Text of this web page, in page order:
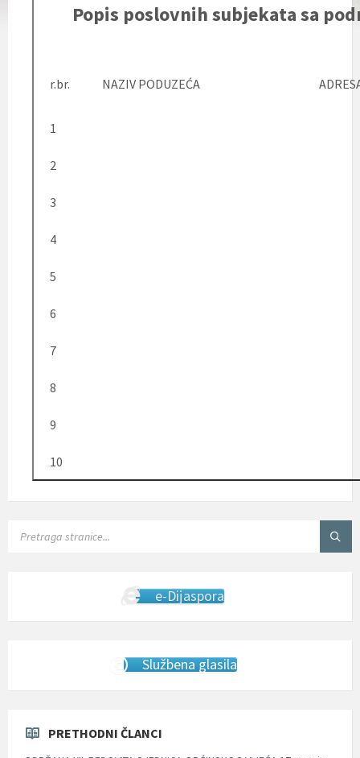
Popis poslovnih subjekata sa
r.br. NAZIV PODUZEĆA
1
2
3
4
5
6
7
8
9
10
e-Dijaspora
Službena glasila
PRETHODNI ČLANCI